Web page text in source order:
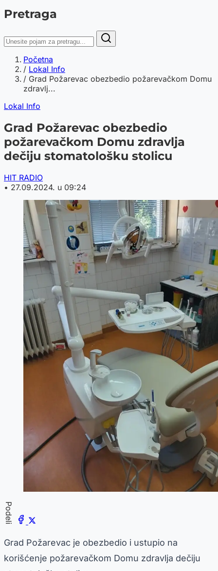
Pretraga
Početna
/ Lokal Info
/ Grad Požarevac obezbedio požarevačkom Domu
zdravlj...
Lokal Info
Grad Požarevac obezbedio
požarevačkom Domu zdravlja
dečiju stomatološku stolicu
HIT RADIO
• 27.09.2024. u 09:24
Podeli
Grad Požarevac je obezbedio i ustupio na
korišćenje požarevačkom Domu zdravlja dečiju